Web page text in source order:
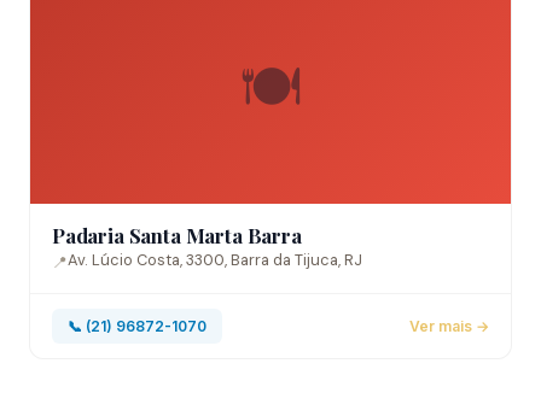
🍽️
Padaria Santa Marta Barra
📍Av. Lúcio Costa, 3300, Barra da Tijuca, RJ
📞 (21) 96872-1070 Ver mais →